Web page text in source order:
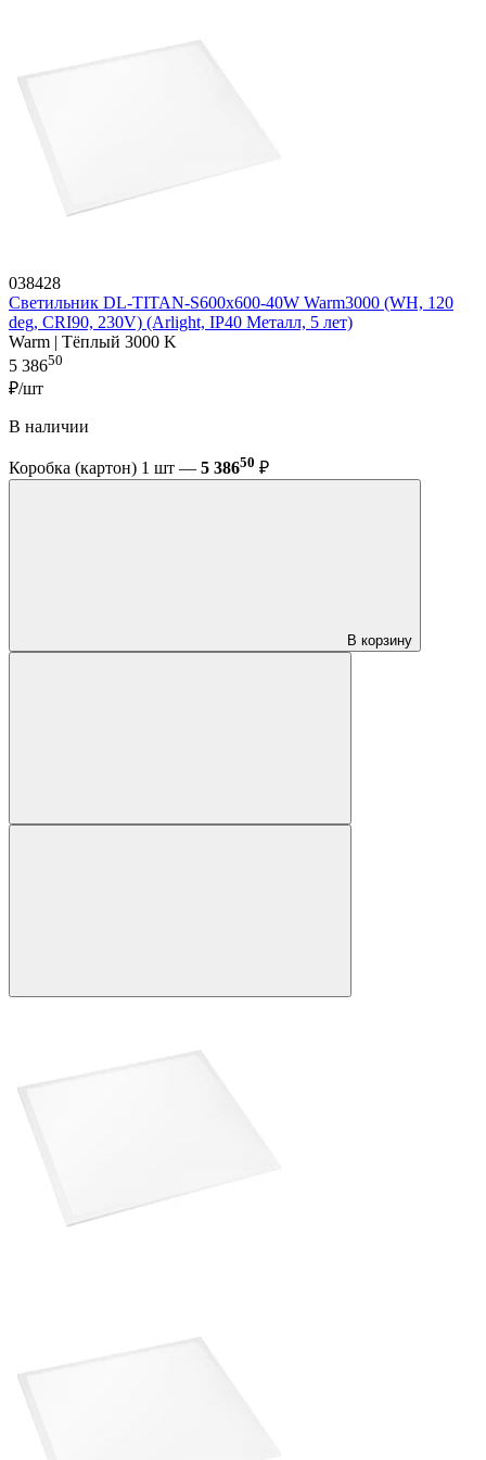
038428
Светильник DL-TITAN-S600x600-40W Warm3000 (WH, 120
deg, CRI90, 230V) (Arlight, IP40 Металл, 5 лет)
Warm | Тёплый 3000 K
5 38650
₽/шт
В наличии
Коробка (картон) 1 шт — 5 38650 ₽
В корзину